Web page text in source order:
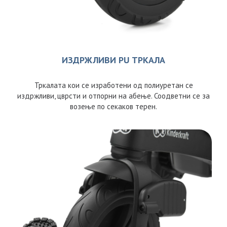
ИЗДРЖЛИВИ PU ТРКАЛА
Тркалата кои се изработени од полиуретан се
издржливи, цврсти и отпорни на абење. Соодветни се за
возење по секаков терен.